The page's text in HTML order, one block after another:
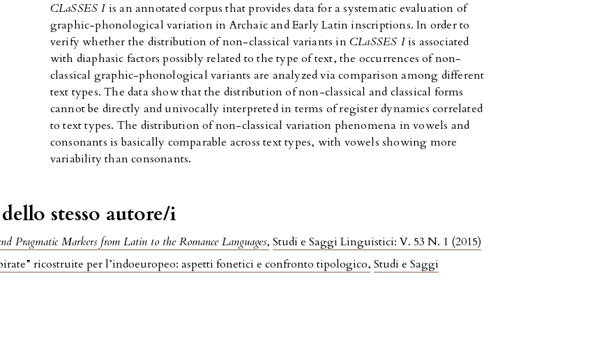
CLaSSES Iis an annotated corpus that provides data for a systematic evaluation of
graphic-phonological variation in Archaic and Early Latin inscriptions. In order to
verify whether the distribution of non-classical variants in CLaSSES Iis associated
with diaphasic factors possibly related to the type of text, the occurrences of non-
classical graphic-phonological variants are analyzed via comparison among different
text types. The data show that the distribution of non-classical and classical forms
cannot be directly and univocally interpreted in terms of register dynamics correlated
to text types. The distribution of non-classical variation phenomena in vowels and
consonants is basically comparable across text types, with vowels showing more
variability than consonants.
stesso autore/i
Pragmatic Markers from Latin to the Romance Languages,Studi e Saggi Linguistici: V. 53 N. 1 (2015)
ricostruite per l’indoeuropeo: aspetti fonetici e confronto tipologico,Studi e Saggi